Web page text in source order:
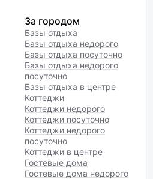
За городом
Базы отдыха
Базы отдыха недорого
Базы отдыха посуточно
Базы отдыха недорого
посуточно
Базы отдыха в центре
Коттеджи
Коттеджи недорого
Коттеджи посуточно
Коттеджи недорого
посуточно
Коттеджи в центре
Гостевые дома
Гостевые дома недорого